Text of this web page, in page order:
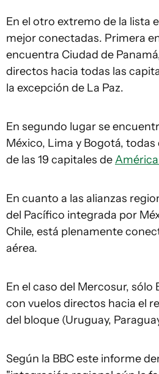
En el otro extremo de la lista
mejor conectadas. Primera
encuentra Ciudad de
directos hacia todas las
la excepción de La Paz.
En segundo lugar se
México, Lima y Bogotá, todas
de las 19 capitales de
En cuanto a las alianzas
del Pacífico integrada por
Chile, está plenamente
aérea.
En el caso del Mercosur, sólo
con vuelos directos hacia el
del bloque (Uruguay,
Según la BBC este informe